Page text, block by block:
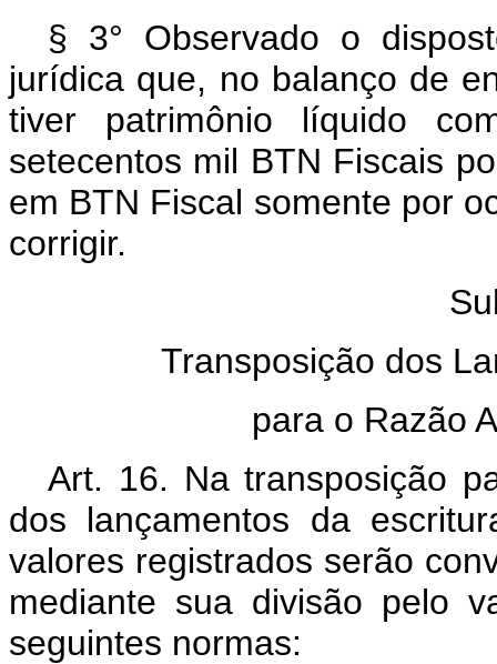
§ 3° Observado o
jurídica que, no balanço de
tiver patrimônio líquido
setecentos mil BTN Fiscais
em BTN Fiscal somente por
corrigir.
Transposição dos
para o Razão
Art. 16. Na transposição
dos lançamentos da
valores registrados serão
mediante sua divisão pelo
seguintes normas: